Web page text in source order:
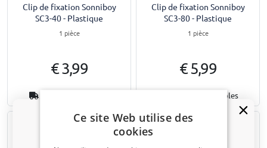
Clip de fixation Sonniboy
SC3-40 - Plastique
1 pièce
€ 3,99
Clip de fixation Sonniboy
SC3-80 - Plastique
1 pièce
€ 5,99
1-3 jours ouvrables
Ce site Web utilise des
cookies